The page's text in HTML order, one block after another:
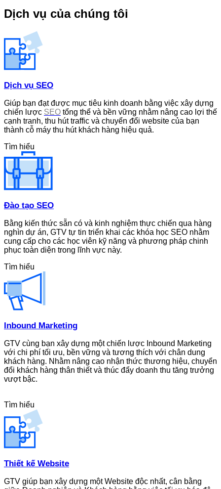
Dịch vụ của chúng tôi
Dịch vụ SEO
Giúp bạn đạt được mục tiêu kinh doanh bằng việc xây dựng
chiến lược SEO tổng thể và bền vững nhằm nâng cao lợi thế
cạnh tranh, thu hút traffic và chuyển đổi website của bạn
thành cỗ máy thu hút khách hàng hiệu quả.
Tìm hiểu
Đào tạo SEO
Bằng kiến thức sẵn có và kinh nghiệm thực chiến qua hàng
nghìn dự án, GTV tự tin triển khai các khóa học SEO nhằm
cung cấp cho các học viên kỹ năng và phương pháp chinh
phục toàn diện trong lĩnh vực này.
Tìm hiểu
Inbound Marketing
GTV cùng bạn xây dựng một chiến lược Inbound Marketing
với chi phí tối ưu, bền vững và tương thích với chân dung
khách hàng. Nhằm nâng cao nhận thức thương hiệu, chuyển
đổi khách hàng thân thiết và thúc đẩy doanh thu tăng trưởng
vượt bậc.
Tìm hiểu
Thiết kế Website
GTV giúp bạn xây dựng một Website độc nhất, cân bằng